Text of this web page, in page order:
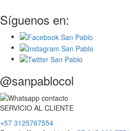
Síguenos en:
@sanpablocol
SERVICIO AL CLIENTE
+57 3125767554